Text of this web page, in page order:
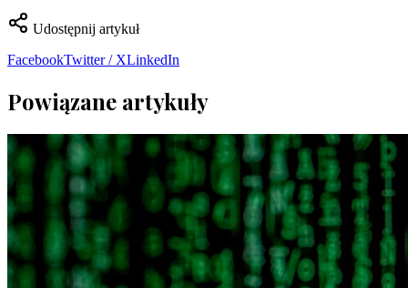
Udostępnij artykuł
FacebookTwitter / XLinkedIn
Powiązane artykuły